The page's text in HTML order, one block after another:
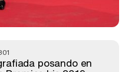
posando en